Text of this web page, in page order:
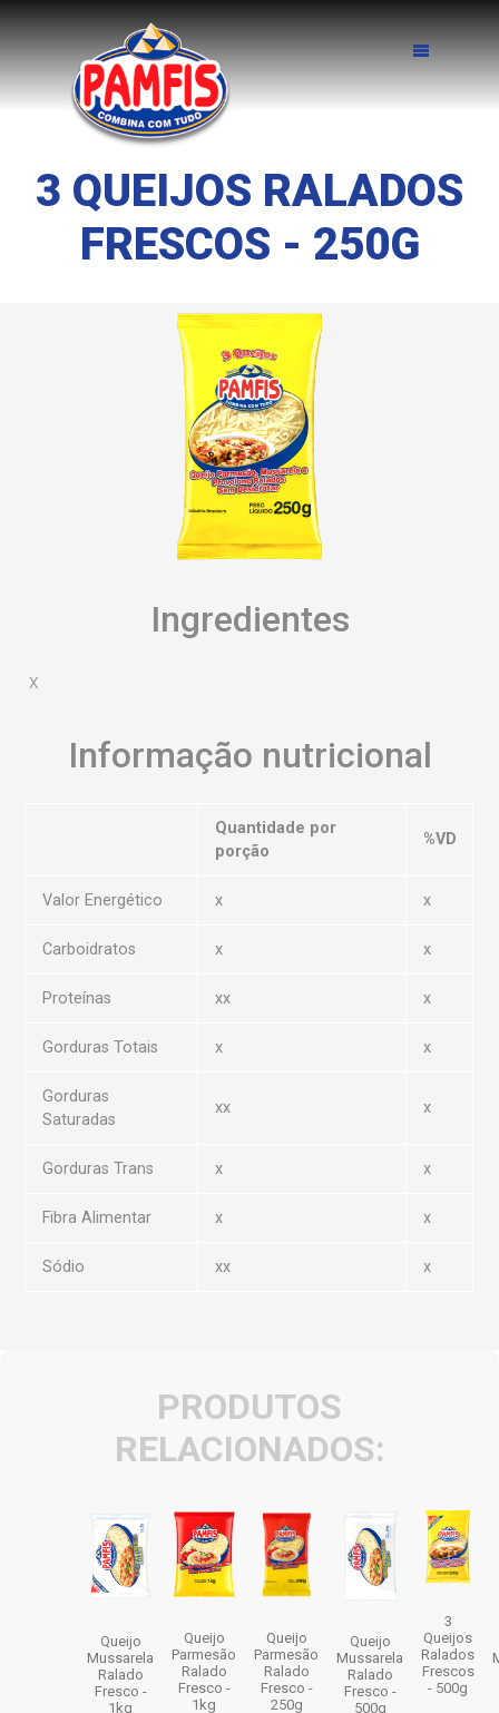
3 QUEIJOS RALADOS
FRESCOS - 250G
Ingredientes
x
Informação nutricional
Quantidade por
porção
%VD
Valor Energético x x
Carboidratos x x
Proteínas xx x
Gorduras Totais x x
Gorduras
Saturadas
xx x
Gorduras Trans x x
Fibra Alimentar x x
Sódio xx x
PRODUTOS
RELACIONADOS:
Queijo
Mussarela
Ralado
Fresco -
1kg
Queijo
Parmesão
Ralado
Fresco -
1kg
Queijo
Parmesão
Ralado
Fresco -
250g
Queijo
Mussarela
Ralado
Fresco -
500g
3
Queijos
Ralados
Frescos
- 500g